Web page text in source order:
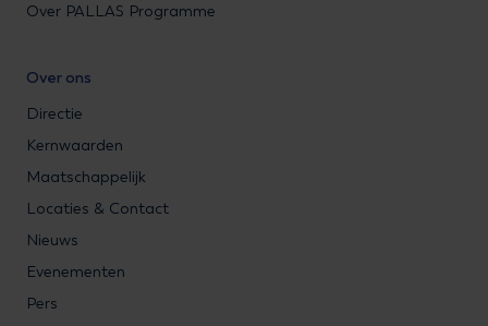
Over PALLAS Programme
Over ons
Directie
Kernwaarden
Maatschappelijk
Locaties & Contact
Nieuws
Evenementen
Pers